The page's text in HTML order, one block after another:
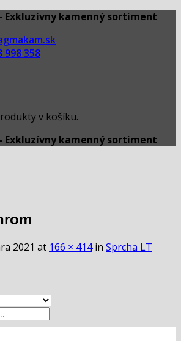
Exkluzívny kamenný sortiment
998 358
v košíku.
Exkluzívny kamenný sortiment
2021 at 166 × 414in Sprcha LT